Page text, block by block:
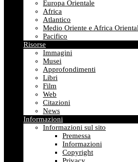
Europa Orientale
Africa
Atlantico
Medio Oriente e Africa
Pacifico
Risorse
Immagini
Musei
Approfondimenti
Libri
Film
Web
Citazioni
News
Informazioni
Informazioni sul sito
Premessa
Informazioni
Copyright